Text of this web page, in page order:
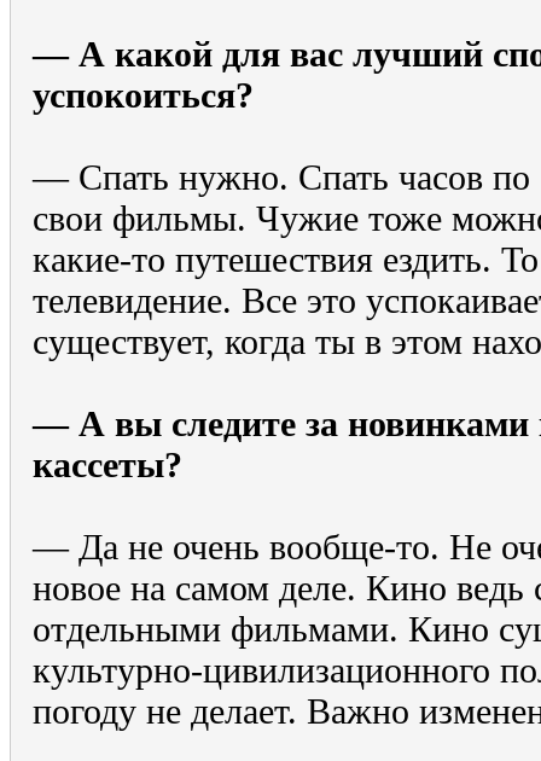
— А какой для вас лучший
успокоиться?
— Спать нужно. Спать часов
свои фильмы. Чужие тоже
какие-то путешествия ездить.
телевидение. Все это
существует, когда ты в этом
— А вы следите за новинками
кассеты?
— Да не очень вообще-то. Не
новое на самом деле. Кино ведь
отдельными фильмами. Кино
культурно-цивилизационного
погоду не делает. Важно